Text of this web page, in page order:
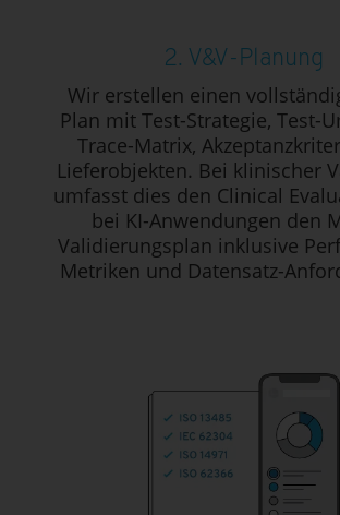
2. V&V-Planung
Wir erstellen einen
Plan mit Test-Strategie, Test-
Trace-Matrix,
Lieferobjekten. Bei klinischer
umfasst dies den Clinical
bei KI-Anwendungen den
Validierungsplan inklusive
Metriken und Datensatz-